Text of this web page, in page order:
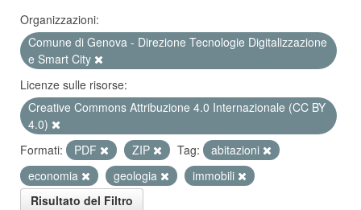
Organizzazioni:
Comune di Genova - Direzione Tecnologie Digitalizzazione
e Smart City
Licenze sulle risorse:
Creative Commons Attribuzione 4.0 Internazionale (CC BY
4.0)
Formati:
PDF ZIP Tag:
abitazioni
economia
geologia
immobili
Risultato del Filtro